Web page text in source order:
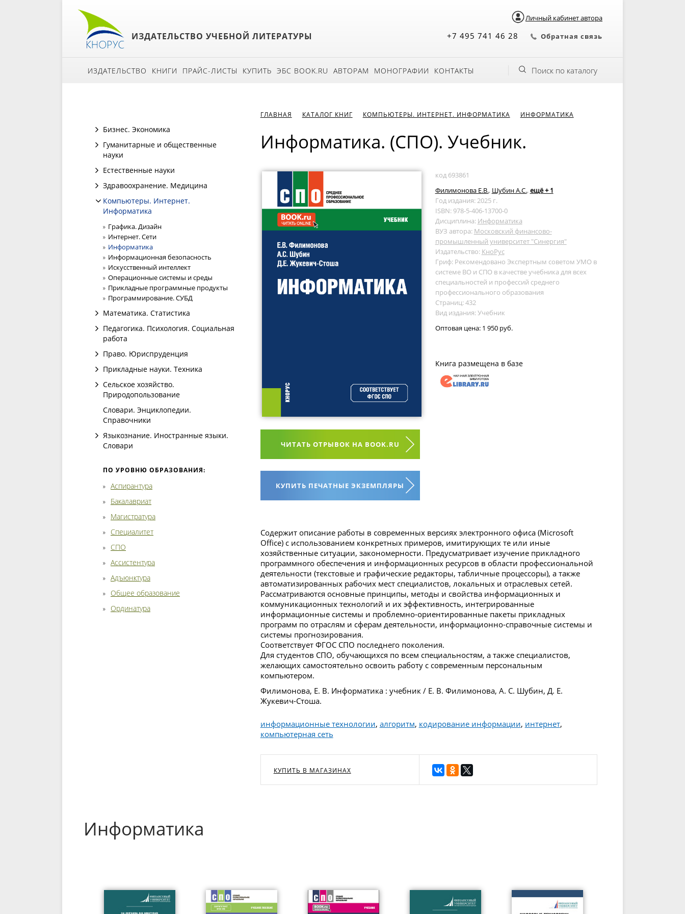
Личный кабинет автора
ИЗДАТЕЛЬСТВО УЧЕБНОЙ ЛИТЕРАТУРЫ +7 495 741 46 28 Обратная связь
ИЗДАТЕЛЬСТВО КНИГИ ПРАЙС-ЛИСТЫ КУПИТЬ ЭБС BOOK.RU АВТОРАМ МОНОГРАФИИ КОНТАКТЫ Поиск по каталогу
Бизнес. Экономика
Гуманитарные и общественные
науки
Естественные науки
Здравоохранение. Медицина
Компьютеры. Интернет.
Информатика
Графика. Дизайн
Интернет. Сети
Информатика
Информационная безопасность
Искусственный интеллект
Операционные системы и среды
Прикладные программные продукты
Программирование. СУБД
Математика. Статистика
Педагогика. Психология. Социальная
работа
Право. Юриспруденция
Прикладные науки. Техника
Сельское хозяйство.
Природопользование
Словари. Энциклопедии.
Справочники
Языкознание. Иностранные языки.
Словари
ПО УРОВНЮ ОБРАЗОВАНИЯ:
Аспирантура
Бакалавриат
Магистратура
Специалитет
СПО
Ассистентура
Адъюнктура
Общее образование
Ординатура
ГЛАВНАЯ КАТАЛОГ КНИГ КОМПЬЮТЕРЫ. ИНТЕРНЕТ. ИНФОРМАТИКА ИНФОРМАТИКА
Информатика. (СПО). Учебник.
ЧИТАТЬ ОТРЫВОК НА BOOK.RU
КУПИТЬ ПЕЧАТНЫЕ ЭКЗЕМПЛЯРЫ
код 693861
Филимонова Е.В., Шубин А.С., ещё + 1
Год издания: 2025 г.
ISBN: 978-5-406-13700-0
Дисциплина: Информатика
ВУЗ автора: Московский финансово-
промышленный университет "Синергия"
Издательство: КноРус
Гриф: Рекомендовано Экспертным советом УМО в
системе ВО и СПО в качестве учебника для всех
специальностей и профессий среднего
профессионального образования
Страниц: 432
Вид издания: Учебник
Оптовая цена: 1 950 руб.
Книга размещена в базе
Содержит описание работы в современных версиях электронного офиса (Microsoft
Office) с использованием конкретных примеров, имитирующих те или иные
хозяйственные ситуации, закономерности. Предусматривает изучение прикладного
программного обеспечения и информационных ресурсов в области профессиональной
деятельности (текстовые и графические редакторы, табличные процессоры), а также
автоматизированных рабочих мест специалистов, локальных и отраслевых сетей.
Рассматриваются основные принципы, методы и свойства информационных и
коммуникационных технологий и их эффективность, интегрированные
информационные системы и проблемно-ориентированные пакеты прикладных
программ по отраслям и сферам деятельности, информационно-справочные системы и
системы прогнозирования.
Соответствует ФГОС СПО последнего поколения.
Для студентов СПО, обучающихся по всем специальностям, а также специалистов,
желающих самостоятельно освоить работу с современным персональным
компьютером.
Филимонова, Е. В. Информатика : учебник / Е. В. Филимонова, А. С. Шубин, Д. Е.
Жукевич-Стоша.
информационные технологии, алгоритм, кодирование информации, интернет,
компьютерная сеть
КУПИТЬ В МАГАЗИНАХ
Информатика